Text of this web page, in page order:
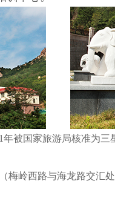
国家旅游局核准为三
岭西路与海龙路交汇